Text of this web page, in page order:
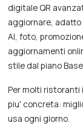
digitale QR
aggiornare,
AI, foto,
aggiornamenti
stile dal piano
Per molti
piu' concreta:
usa ogni giorno.